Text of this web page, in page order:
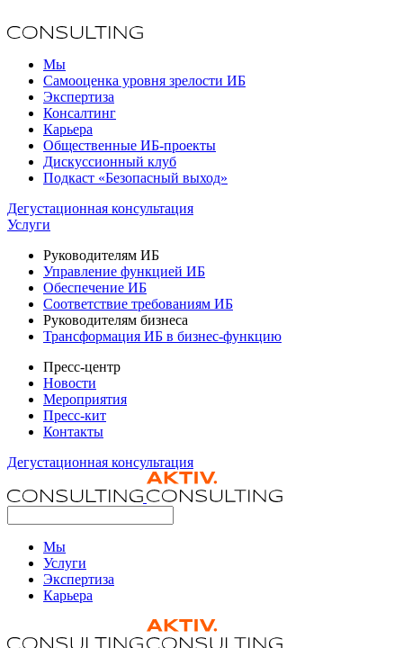
Мы
Самооценка уровня зрелости ИБ
Экспертиза
Консалтинг
Карьера
Общественные ИБ-проекты
Дискуссионный клуб
Подкаст «Безопасный выход»
Дегустационная консультация
Услуги
Руководителям ИБ
Управление функцией ИБ
Обеспечение ИБ
Соответствие требованиям ИБ
Руководителям бизнеса
Трансформация ИБ в бизнес-функцию
Пресс-центр
Новости
Мероприятия
Пресс-кит
Контакты
Дегустационная консультация
Мы
Услуги
Экспертиза
Карьера